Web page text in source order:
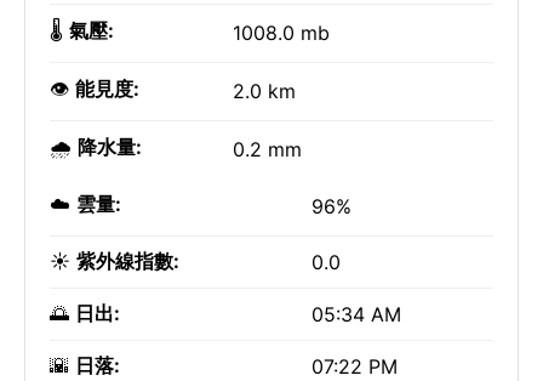
🌡️ 氣壓: 1008.0 mb
👁️ 能見度: 2.0 km
🌧️ 降水量: 0.2 mm
☁️ 雲量: 96%
☀️ 紫外線指數: 0.0
🌅 日出: 05:34 AM
🌇 日落: 07:22 PM